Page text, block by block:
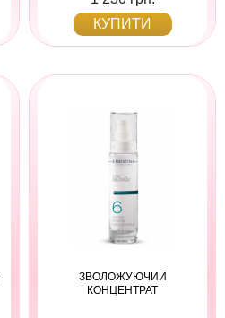
КУПИТИ
ЗВОЛОЖУЮЧИЙ
КОНЦЕНТРАТ